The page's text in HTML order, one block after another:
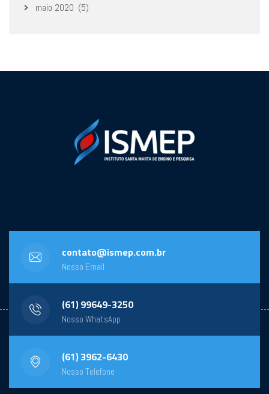
maio 2020 (5)
contato@ismep.com.br
Nosso Email
(61) 99649-3250
Nosso WhatsApp
(61) 3962-6430
Nosso Telefone